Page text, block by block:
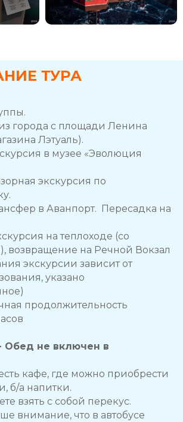
ТУРА
города с площади Ленина
Лэтуаль).
в музее «Эволюция
экскурсия по
в Аванпорт. Пересадка на
на теплоходе (со
возвращение на Речной Вокзал
экскурсии зависит от
указано
продолжительность
Обед не включен в
кафе, где можно приобрести
б/а напитки.
взять с собой перекус.
внимание, что в автобусе